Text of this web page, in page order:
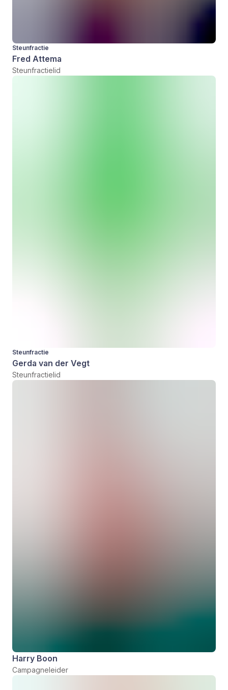
Steunfractie
Fred Attema
Steunfractielid
Steunfractie
Gerda van der Vegt
Steunfractielid
Harry Boon
Campagneleider